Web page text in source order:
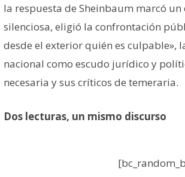
la respuesta de Sheinbaum marcó
silenciosa, eligió la confrontación
desde el exterior quién es
nacional como escudo jurídico y
necesaria y sus críticos de temeraria.
Dos lecturas, un mismo discurso